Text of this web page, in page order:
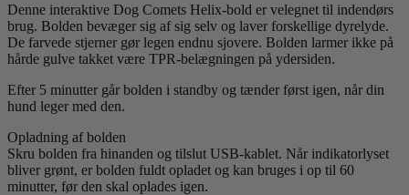
Denne interaktive Dog Comets Helix-bold er velegnet til indendørs
brug. Bolden bevæger sig af sig selv og laver forskellige dyrelyde.
De farvede stjerner gør legen endnu sjovere. Bolden larmer ikke på
hårde gulve takket være TPR-belægningen på ydersiden.
Efter 5 minutter går bolden i standby og tænder først igen, når din
hund leger med den.
Opladning af bolden
Skru bolden fra hinanden og tilslut USB-kablet. Når indikatorlyset
bliver grønt, er bolden fuldt opladet og kan bruges i op til 60
minutter, før den skal oplades igen.